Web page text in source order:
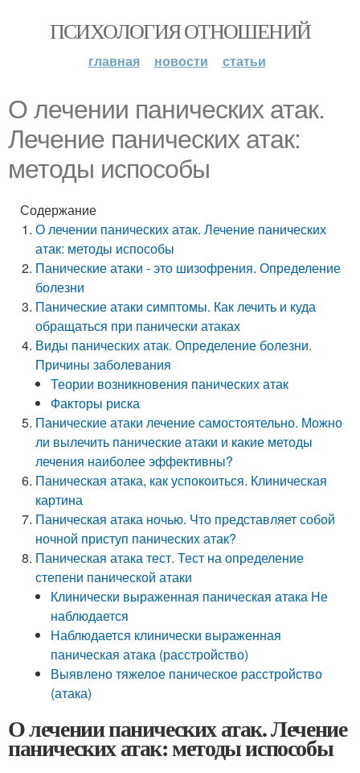
ПСИХОЛОГИЯ ОТНОШЕНИЙ
главная новости статьи
О лечении панических атак.
Лечение панических атак:
методы испособы
Содержание
О лечении панических атак. Лечение панических
атак: методы испособы
Панические атаки - это шизофрения. Определение
болезни
Панические атаки симптомы. Как лечить и куда
обращаться при панически атаках
Виды панических атак. Определение болезни.
Причины заболевания
Теории возникновения панических атак
Факторы риска
Панические атаки лечение самостоятельно. Можно
ли вылечить панические атаки и какие методы
лечения наиболее эффективны?
Паническая атака, как успокоиться. Клиническая
картина
Паническая атака ночью. Что представляет собой
ночной приступ панических атак?
Паническая атака тест. Тест на определение
степени панической атаки
Клинически выраженная паническая атака Не
наблюдается
Наблюдается клинически выраженная
паническая атака (расстройство)
Выявлено тяжелое паническое расстройство
(атака)
О лечении панических атак. Лечение
панических атак: методы испособы